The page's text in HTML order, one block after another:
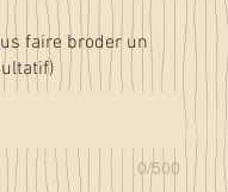
faire broder un
0/500